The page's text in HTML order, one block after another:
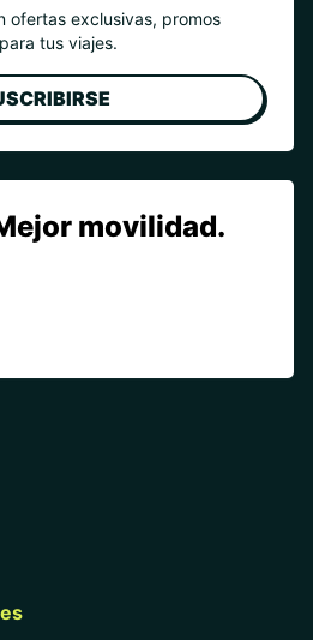
ofertas exclusivas, promos
tus viajes.
movilidad.